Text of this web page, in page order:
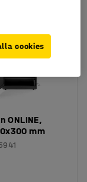
ONLINE,
mm
cookies